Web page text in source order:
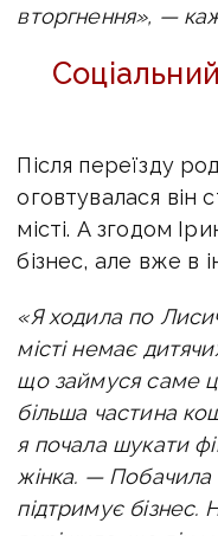
вторгнення», —
Після переїзду
оговтувалася він
місті. А згодом
бізнес, але вже в
«Я ходила по
місті немає
що займуся саме
більша частина
я почала шукати
жінка. —
підтримує бізнес.